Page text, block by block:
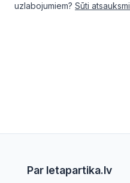
uzlabojumiem? Sūti atsauksmi
Par letapartika.lv